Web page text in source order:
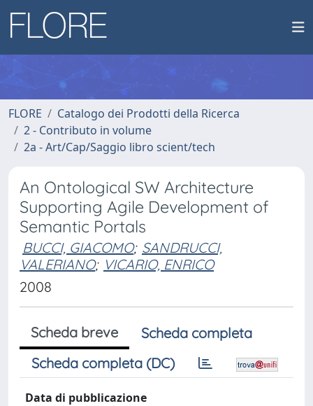
FLORE
Catalogo dei Prodotti della Ricerca
2 - Contributo in volume
2a - Art/Cap/Saggio libro scient/tech
An Ontological SW Architecture
Supporting Agile Development of
Semantic Portals
BUCCI, GIACOMO; SANDRUCCI,
VALERIANO; VICARIO, ENRICO
2008
Scheda breve
Scheda completa
Scheda completa (DC)
Data di pubblicazione